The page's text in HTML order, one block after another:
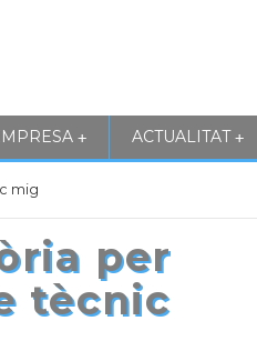
+ +
ACTUALITAT
mig
per
tècnic